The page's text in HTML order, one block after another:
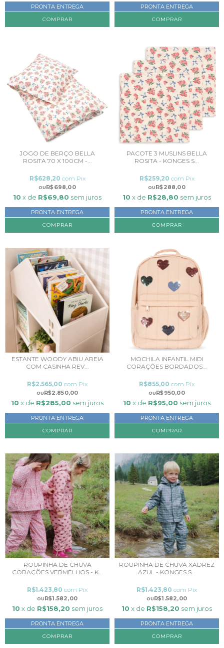
PRONTA ENTREGA PRONTA ENTREGA
JOGO DE BERÇO BELLA
ROSITA 70 X 100CM -...
R$698,00
R$628,20 com Pix
10 x de R$69,80 sem juros
PRONTA ENTREGA
PACOTE 3 MUSLINS BELLA
ROSITA - KONGES S...
R$288,00
R$259,20 com Pix
10 x de R$28,80 sem juros
PRONTA ENTREGA
ESTANTE WOODY ABIU AREIA
COM CASINHA REV...
R$2.850,00
R$2.565,00 com Pix
10 x de R$285,00 sem juros
PRONTA ENTREGA
COMPRAR
MOCHILA INFANTIL MIDI
CORAÇÕES BORDADOS...
R$950,00
R$855,00 com Pix
10 x de R$95,00 sem juros
PRONTA ENTREGA
ROUPINHA DE CHUVA
CORAÇÕES VERMELHOS - K...
R$1.582,00
R$1.423,80 com Pix
10 x de R$158,20 sem juros
PRONTA ENTREGA
COMPRAR
ROUPINHA DE CHUVA XADREZ
AZUL - KONGES S...
R$1.582,00
R$1.423,80 com Pix
10 x de R$158,20 sem juros
PRONTA ENTREGA
COMPRAR